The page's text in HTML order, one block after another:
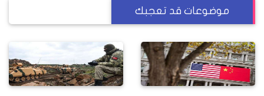
موضوعات قد تعجبك